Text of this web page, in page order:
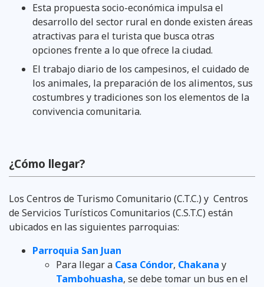
Esta propuesta socio-económica impulsa el
desarrollo del sector rural en donde existen áreas
atractivas para el turista que busca otras
opciones frente a lo que ofrece la ciudad.
El trabajo diario de los campesinos, el cuidado de
los animales, la preparación de los alimentos, sus
costumbres y tradiciones son los elementos de la
convivencia comunitaria.
¿Cómo llegar?
Los Centros de Turismo Comunitario (C.T.C.) y Centros
de Servicios Turísticos Comunitarios (C.S.T.C) están
ubicados en las siguientes parroquias:
Parroquia San Juan
Para llegar a Casa Cóndor, Chakana y
Tambohuasha, se debe tomar un bus en el